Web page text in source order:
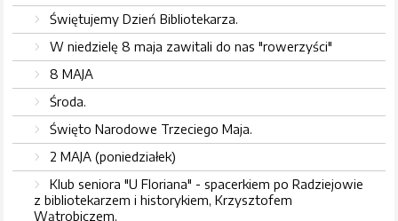
Świętujemy Dzień Bibliotekarza.
W niedzielę 8 maja zawitali do nas "rowerzyści"
8 MAJA
Środa.
Święto Narodowe Trzeciego Maja.
2 MAJA (poniedziałek)
Klub seniora "U Floriana" - spacerkiem po Radziejowie
z bibliotekarzem i historykiem, Krzysztofem
Wątrobiczem.